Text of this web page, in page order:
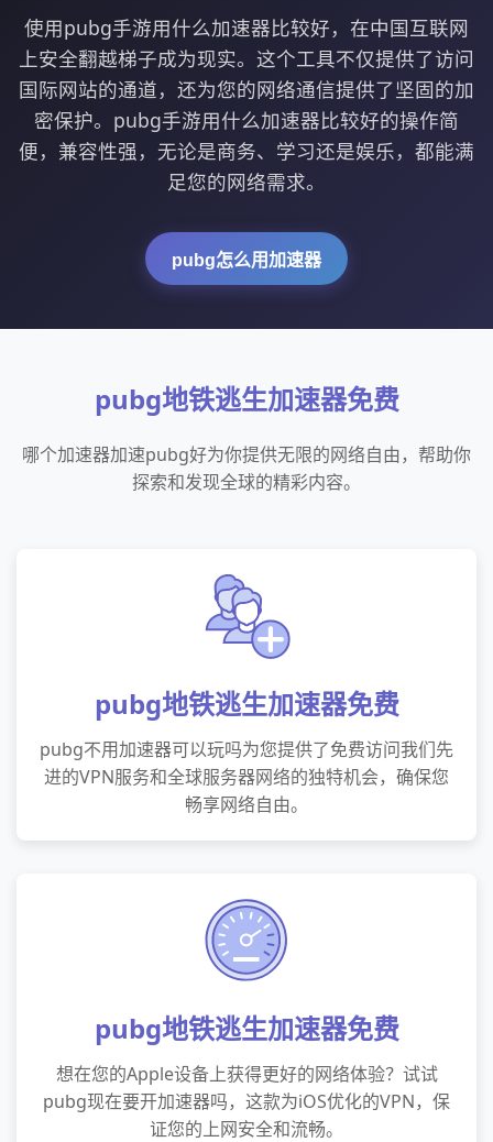
使用pubg手游用什么加速器比较好，在中国互联网
上安全翻越梯子成为现实。这个工具不仅提供了访问
国际网站的通道，还为您的网络通信提供了坚固的加
密保护。pubg手游用什么加速器比较好的操作简
便，兼容性强，无论是商务、学习还是娱乐，都能满
足您的网络需求。
pubg怎么用加速器
pubg地铁逃生加速器免费
哪个加速器加速pubg好为你提供无限的网络自由，帮助你
探索和发现全球的精彩内容。
pubg地铁逃生加速器免费
pubg不用加速器可以玩吗为您提供了免费访问我们先
进的VPN服务和全球服务器网络的独特机会，确保您
畅享网络自由。
pubg地铁逃生加速器免费
想在您的Apple设备上获得更好的网络体验？试试
pubg现在要开加速器吗，这款为iOS优化的VPN，保
证您的上网安全和流畅。